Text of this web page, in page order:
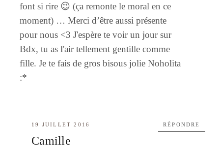
font si rire 😉 (ça remonte le moral en ce
moment) … Merci d’être aussi présente
pour nous <3 J'espère te voir un jour sur
Bdx, tu as l'air tellement gentille comme
fille. Je te fais de gros bisous jolie Noholita
:*
19 JUILLET 2016
Camille
RÉPONDRE